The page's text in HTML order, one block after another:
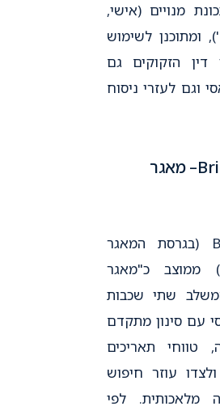
מנויים (אישי,
ומתוכנן לשימוש
דין הזקוקים גם
וגם לעזרי ניסוח
5. Briefly Legal O.S– מאגר
Briefly Legal O.S (בגרסת המאגר
ממוצב כ"מאגר
שתי שכבות
עם סינון מתקדם
טווחי תאריכים
עוזר חיפוש
מלאכותית. לפי